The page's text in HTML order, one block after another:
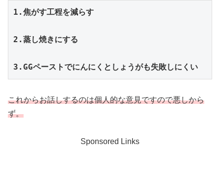
1.焦がす工程を減らす
2.蒸し焼きにする
3.GGペーストでにんにくとしょうがも失敗しにくい
これからお話しするのは個人的な意見ですので悪しから
ず。
Sponsored Links